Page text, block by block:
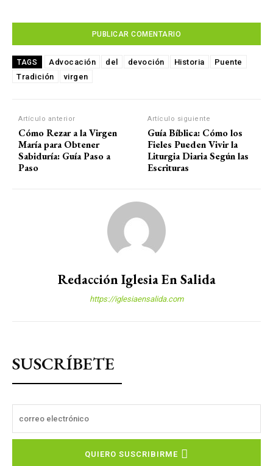
TAGS Advocación del devoción Historia
Puente
Tradición
virgen
Artículo anterior
Cómo Rezar a la Virgen
María para Obtener
Sabiduría: Guía Paso a
Paso
Artículo siguiente
Guía Bíblica: Cómo los
Fieles Pueden Vivir la
Liturgia Diaria Según las
Escrituras
Redacción Iglesia En Salida
https://iglesiaensalida.com
SUSCRÍBETE
QUIERO SUSCRIBIRME